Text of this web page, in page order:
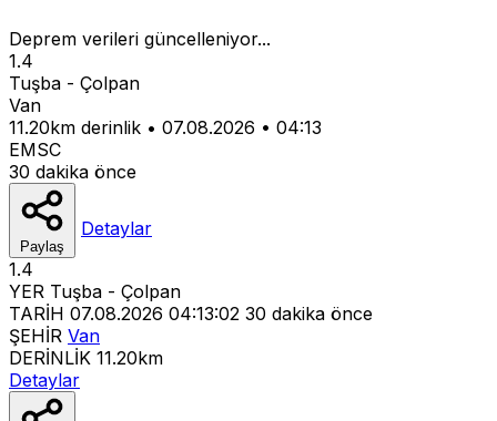
Deprem verileri güncelleniyor...
1.4
Tuşba - Çolpan
Van
11.20km derinlik • 07.08.2026 • 04:13
EMSC
30 dakika önce
Paylaş
Detaylar
1.4
YER Tuşba - Çolpan
TARİH 07.08.2026 04:13:02 30 dakika önce
ŞEHİR Van
DERİNLİK 11.20km
Detaylar